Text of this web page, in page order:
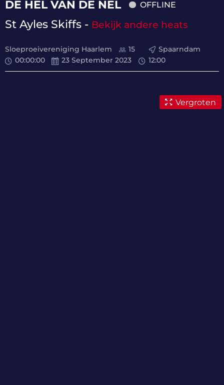
DE HEL VAN DE NEL OFFLINE
St Ayles Skiffs - Bekijk andere heats
Sloeproeivereniging Haarlem 15
Spaarndam
00:00:00 23 September 2023 12:00
Vergroten